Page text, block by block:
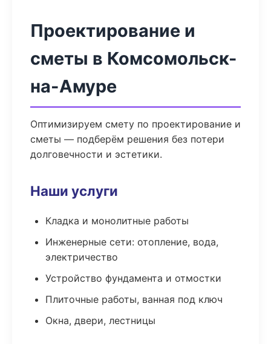
Проектирование и
сметы в Комсомольск-
на-Амуре
Оптимизируем смету по проектирование и
сметы — подберём решения без потери
долговечности и эстетики.
Наши услуги
Кладка и монолитные работы
Инженерные сети: отопление, вода,
электричество
Устройство фундамента и отмостки
Плиточные работы, ванная под ключ
Окна, двери, лестницы